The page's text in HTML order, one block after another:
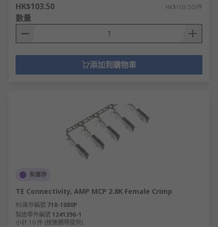
HK$103.50 HK$103.50/件
數量
添加到購物車
有庫存
TE Connectivity, AMP MCP 2.8K Female Crimp
RS庫存編號 718-1080P
製造零件編號 1241396-1
小計 10 件 (按連續帶提供)